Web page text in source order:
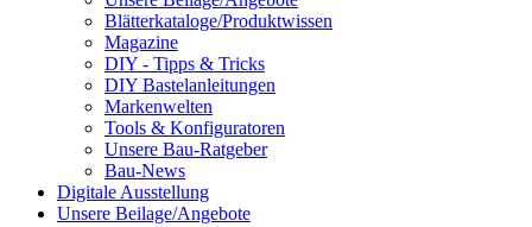
Blätterkataloge/Produktwissen
Magazine
DIY - Tipps & Tricks
DIY Bastelanleitungen
Markenwelten
Tools & Konfiguratoren
Unsere Bau-Ratgeber
Bau-News
Digitale Ausstellung
Unsere Beilage/Angebote